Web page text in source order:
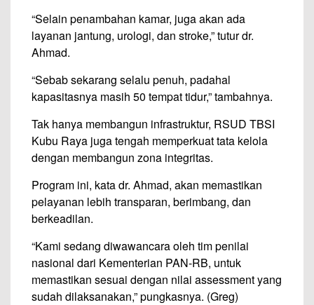
“Selain penambahan kamar, juga akan ada
layanan jantung, urologi, dan stroke,” tutur dr.
Ahmad.
“Sebab sekarang selalu penuh, padahal
kapasitasnya masih 50 tempat tidur,” tambahnya.
Tak hanya membangun infrastruktur, RSUD TBSI
Kubu Raya juga tengah memperkuat tata kelola
dengan membangun zona integritas.
Program ini, kata dr. Ahmad, akan memastikan
pelayanan lebih transparan, berimbang, dan
berkeadilan.
“Kami sedang diwawancara oleh tim penilai
nasional dari Kementerian PAN-RB, untuk
memastikan sesuai dengan nilai assessment yang
sudah dilaksanakan,” pungkasnya. (Greg)